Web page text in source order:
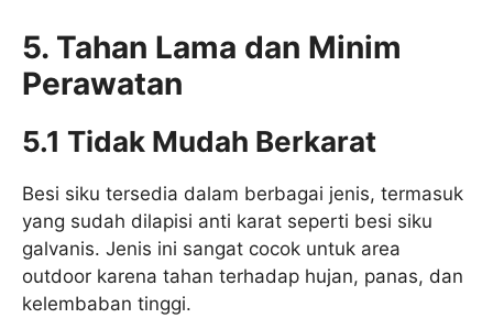
5. Tahan Lama dan Minim
Perawatan
5.1 Tidak Mudah Berkarat
Besi siku tersedia dalam berbagai jenis, termasuk
yang sudah dilapisi anti karat seperti besi siku
galvanis. Jenis ini sangat cocok untuk area
outdoor karena tahan terhadap hujan, panas, dan
kelembaban tinggi.